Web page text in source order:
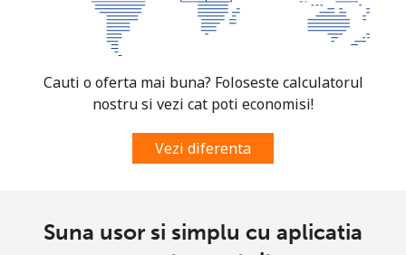
Cauti o oferta mai buna? Foloseste calculatorul
nostru si vezi cat poti economisi!
Vezi diferenta
Suna usor si simplu cu aplicatia